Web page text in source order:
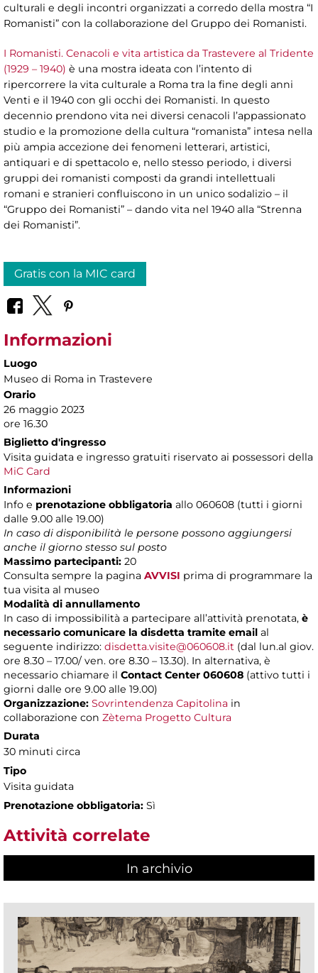
culturali e degli incontri organizzati a corredo della mostra “I
Romanisti” con la collaborazione del Gruppo dei Romanisti.
I Romanisti. Cenacoli e vita artistica da Trastevere al Tridente
(1929 – 1940) è una mostra ideata con l’intento di
ripercorrere la vita culturale a Roma tra la fine degli anni
Venti e il 1940 con gli occhi dei Romanisti. In questo
decennio prendono vita nei diversi cenacoli l’appassionato
studio e la promozione della cultura “romanista” intesa nella
più ampia accezione dei fenomeni letterari, artistici,
antiquari e di spettacolo e, nello stesso periodo, i diversi
gruppi dei romanisti composti da grandi intellettuali
romani e stranieri confluiscono in un unico sodalizio – il
“Gruppo dei Romanisti” – dando vita nel 1940 alla “Strenna
dei Romanisti”.
Gratis con la MIC card
Informazioni
Luogo
Museo di Roma in Trastevere
Orario
26 maggio 2023
ore 16.30
Biglietto d'ingresso
Visita guidata e ingresso gratuiti riservato ai possessori della
MiC Card
Informazioni
Info e prenotazione obbligatoria allo 060608 (tutti i giorni
dalle 9.00 alle 19.00)
In caso di disponibilità le persone possono aggiungersi
anche il giorno stesso sul posto
Massimo partecipanti: 20
Consulta sempre la pagina AVVISI prima di programmare la
tua visita al museo
Modalità di annullamento
In caso di impossibilità a partecipare all’attività prenotata, è
necessario comunicare la disdetta tramite email al
seguente indirizzo: disdetta.visite@060608.it (dal lun.al giov.
ore 8.30 – 17.00/ ven. ore 8.30 – 13.30). In alternativa, è
necessario chiamare il Contact Center 060608 (attivo tutti i
giorni dalle ore 9.00 alle 19.00)
Organizzazione: Sovrintendenza Capitolina in
collaborazione con Zètema Progetto Cultura
Durata
30 minuti circa
Tipo
Visita guidata
Prenotazione obbligatoria: Sì
Attività correlate
In archivio